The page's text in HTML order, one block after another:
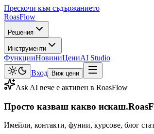
Прескочи към съдържанието
RoasFlow
Решения
Инструменти
ФункцииНовиниЦениAI Studio
Вход
Виж цени
Ask AI вече е активен в RoasFlow
Просто казваш какво искаш.
Имейли, контакти, фунии, курсове, блог